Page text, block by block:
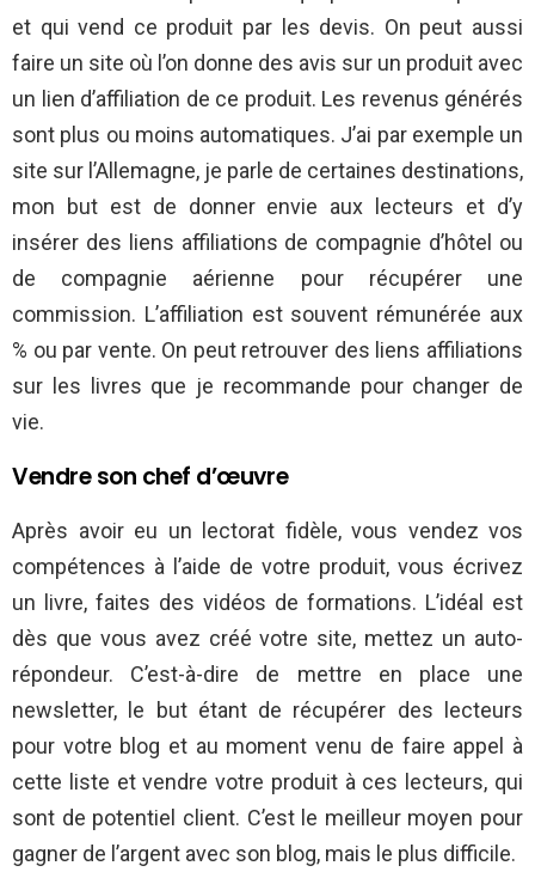
et qui vend ce produit par les devis. On peut aussi
faire un site où l’on donne des avis sur un produit avec
un lien d’affiliation de ce produit. Les revenus générés
sont plus ou moins automatiques. J’ai par exemple un
site sur l’Allemagne, je parle de certaines destinations,
mon but est de donner envie aux lecteurs et d’y
insérer des liens affiliations de compagnie d’hôtel ou
de compagnie aérienne pour récupérer une
commission. L’affiliation est souvent rémunérée aux
% ou par vente. On peut retrouver des liens affiliations
sur les livres que je recommande pour changer de
vie.
Vendre son chef d’œuvre
Après avoir eu un lectorat fidèle, vous vendez vos
compétences à l’aide de votre produit, vous écrivez
un livre, faites des vidéos de formations. L’idéal est
dès que vous avez créé votre site, mettez un auto-
répondeur. C’est-à-dire de mettre en place une
newsletter, le but étant de récupérer des lecteurs
pour votre blog et au moment venu de faire appel à
cette liste et vendre votre produit à ces lecteurs, qui
sont de potentiel client. C’est le meilleur moyen pour
gagner de l’argent avec son blog, mais le plus difficile.